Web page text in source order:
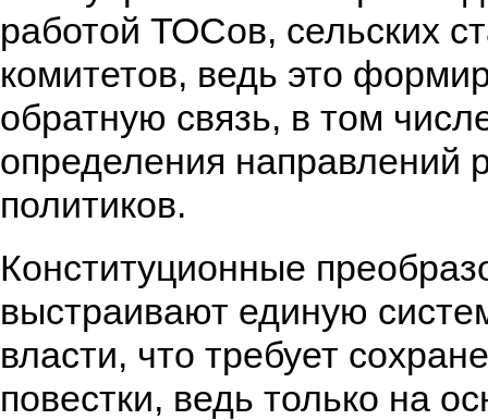
работой ТОСов, сельских
комитетов, ведь это
обратную связь, в том
определения направлений
политиков.
Конституционные
выстраивают единую
власти, что требует
повестки, ведь только на